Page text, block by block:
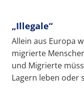
„Illegale“
Allein aus Europa
migrierte
und Migrierte
Lagern leben oder